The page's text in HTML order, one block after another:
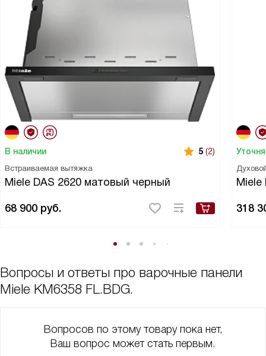
В наличии 5 (2)
Встраиваемая вытяжка
Miele DAS 2620 матовый черный
68 900 руб.
Miele
318
Вопросы и ответы про варочные панели
Miele KM6358 FL.BDG.
Вопросов по этому товару пока нет,
Ваш вопрос может стать первым.